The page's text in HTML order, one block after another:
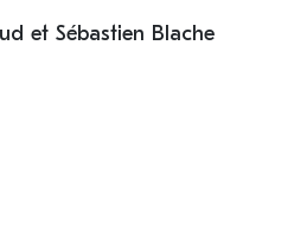
et Sébastien Blache